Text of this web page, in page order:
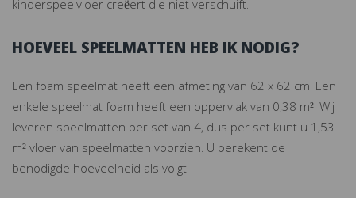
kinderspeelvloer creëert die niet verschuift.
HOEVEEL SPEELMATTEN HEB IK NODIG?
Een foam speelmat heeft een afmeting van 62 x 62 cm. Een
enkele speelmat foam heeft een oppervlak van 0,38 m². Wij
leveren speelmatten per set van 4, dus per set kunt u 1,53
m² vloer van speelmatten voorzien. U berekent de
benodigde hoeveelheid als volgt: